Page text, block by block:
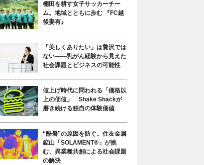
棚田を耕す女子サッカーチー
ム。地域とともに歩む 『FC越
後妻有』
「美しくありたい」は贅沢では
ない――乳がん経験から見えた
社会課題とビジネスの可能性
値上げ時代に問われる「価格以
上の価値」 Shake Shackが
磨き続ける独自の体験価値
“酷暑”の原因を防ぐ。住友金属
鉱山「SOLAMENT®」が挑
む、異業種共創による社会課題
の解決